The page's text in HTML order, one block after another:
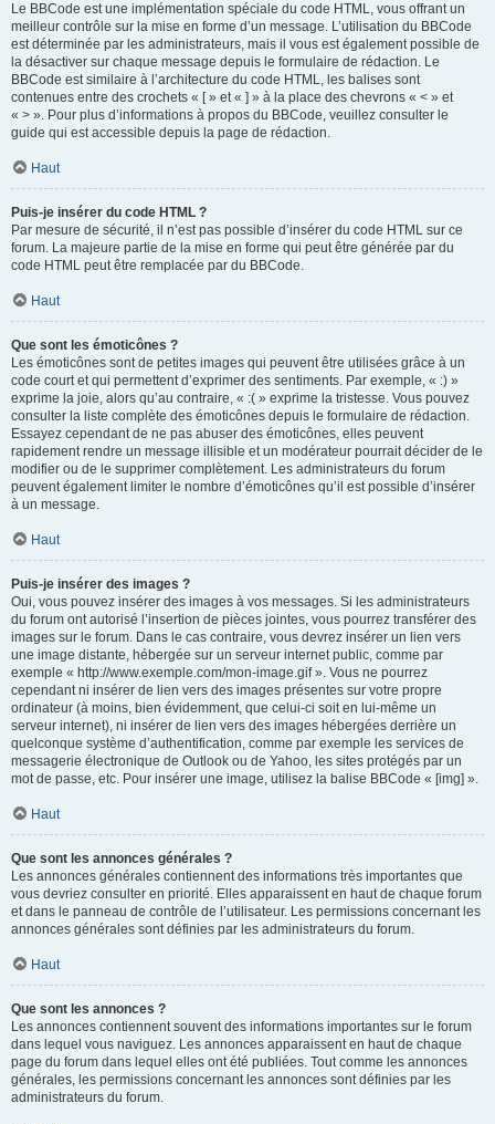
Le BBCode est une implémentation spéciale du code HTML, vous offrant un
meilleur contrôle sur la mise en forme d’un message. L’utilisation du BBCode
est déterminée par les administrateurs, mais il vous est également possible de
la désactiver sur chaque message depuis le formulaire de rédaction. Le
BBCode est similaire à l’architecture du code HTML, les balises sont
contenues entre des crochets « [ » et « ] » à la place des chevrons « < » et
« > ». Pour plus d’informations à propos du BBCode, veuillez consulter le
guide qui est accessible depuis la page de rédaction.
Haut
Puis-je insérer du code HTML ?
Par mesure de sécurité, il n’est pas possible d’insérer du code HTML sur ce
forum. La majeure partie de la mise en forme qui peut être générée par du
code HTML peut être remplacée par du BBCode.
Haut
Que sont les émoticônes ?
Les émoticônes sont de petites images qui peuvent être utilisées grâce à un
code court et qui permettent d’exprimer des sentiments. Par exemple, « :) »
exprime la joie, alors qu’au contraire, « :( » exprime la tristesse. Vous pouvez
consulter la liste complète des émoticônes depuis le formulaire de rédaction.
Essayez cependant de ne pas abuser des émoticônes, elles peuvent
rapidement rendre un message illisible et un modérateur pourrait décider de le
modifier ou de le supprimer complètement. Les administrateurs du forum
peuvent également limiter le nombre d’émoticônes qu’il est possible d’insérer
à un message.
Haut
Puis-je insérer des images ?
Oui, vous pouvez insérer des images à vos messages. Si les administrateurs
du forum ont autorisé l’insertion de pièces jointes, vous pourrez transférer des
images sur le forum. Dans le cas contraire, vous devrez insérer un lien vers
une image distante, hébergée sur un serveur internet public, comme par
exemple « http://www.exemple.com/mon-image.gif ». Vous ne pourrez
cependant ni insérer de lien vers des images présentes sur votre propre
ordinateur (à moins, bien évidemment, que celui-ci soit en lui-même un
serveur internet), ni insérer de lien vers des images hébergées derrière un
quelconque système d’authentification, comme par exemple les services de
messagerie électronique de Outlook ou de Yahoo, les sites protégés par un
mot de passe, etc. Pour insérer une image, utilisez la balise BBCode « [img] ».
Haut
Que sont les annonces générales ?
Les annonces générales contiennent des informations très importantes que
vous devriez consulter en priorité. Elles apparaissent en haut de chaque forum
et dans le panneau de contrôle de l’utilisateur. Les permissions concernant les
annonces générales sont définies par les administrateurs du forum.
Haut
Que sont les annonces ?
Les annonces contiennent souvent des informations importantes sur le forum
dans lequel vous naviguez. Les annonces apparaissent en haut de chaque
page du forum dans lequel elles ont été publiées. Tout comme les annonces
générales, les permissions concernant les annonces sont définies par les
administrateurs du forum.